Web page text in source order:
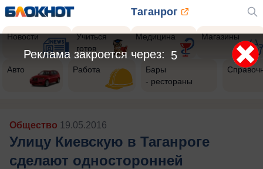
Таганрог
Новости
Учиться
готов
Медицина Магазины
Авто Работа
Бары
- рестораны
Общество 19.05.2016
Улицу Киевскую в Таганроге
сделают односторонней
3
Реклама закроется через: